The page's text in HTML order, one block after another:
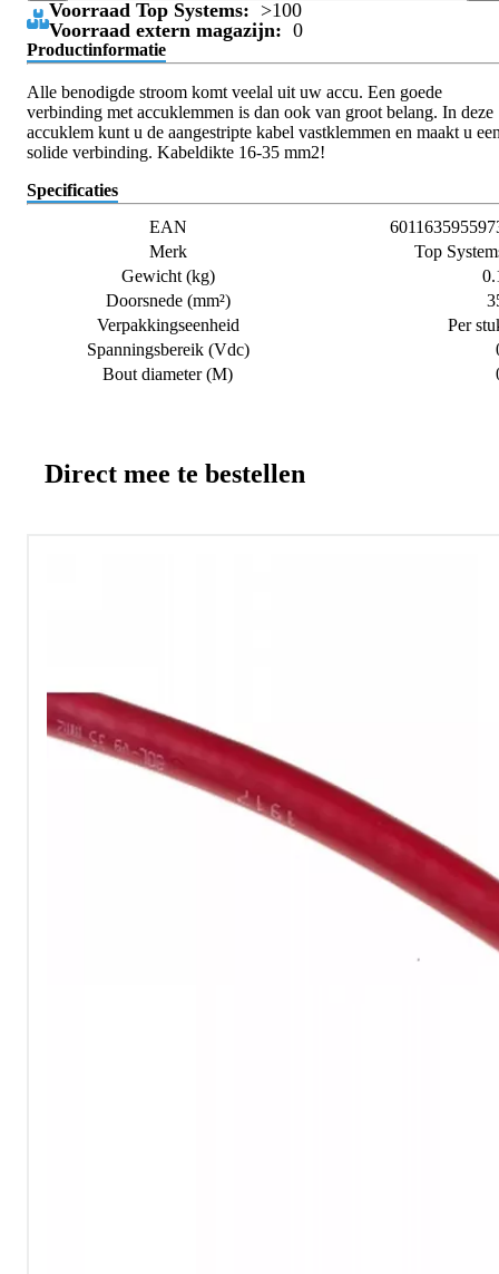
Voorraad Top Systems: >100
Voorraad extern magazijn: 0
Productinformatie
Alle benodigde stroom komt veelal uit uw accu. Een goede
verbinding met accuklemmen is dan ook van groot belang. In deze
accuklem kunt u de aangestripte kabel vastklemmen en maakt u
solide verbinding. Kabeldikte 16-35 mm2!
Specificaties
EAN
Merk
Top
Gewicht (kg)
Doorsnede (mm²)
Verpakkingseenheid
Per
Spanningsbereik (Vdc)
Bout diameter (M)
Direct mee te bestellen